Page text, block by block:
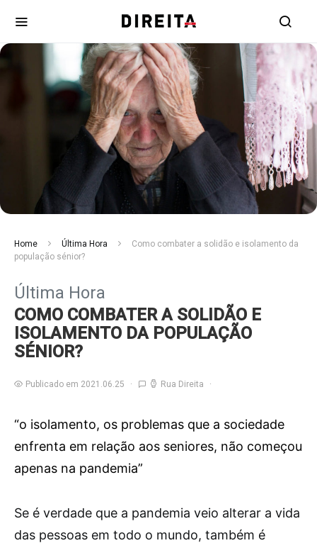
Home Última Hora
Como combater a solidão e isolamento da
população sénior?
Última Hora
COMO COMBATER A SOLIDÃO E
ISOLAMENTO DA POPULAÇÃO
SÉNIOR?
Publicado em 2021.06.25 Rua Direita
“o isolamento, os problemas que a sociedade
enfrenta em relação aos seniores, não começou
apenas na pandemia”
Se é verdade que a pandemia veio alterar a vida
das pessoas em todo o mundo, também é